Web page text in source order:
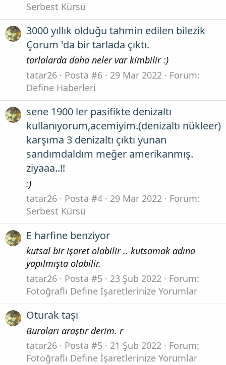
Serbest Kürsü
3000 yıllık olduğu tahmin edilen bilezik
Çorum 'da bir tarlada çıktı.
tarlalarda daha neler var kimbilir :)
tatar26
Posta #6 29 Mar 2022
Forum:
Define Haberleri
sene 1900 ler pasifikte denizaltı
kullanıyorum,acemiyim.(denizaltı nükleer)
karşıma 3 denizaltı çıktı yunan
sandımdaldım meğer amerikanmış.
ziyaaa..!!
:)
tatar26
Posta #4 29 Mar 2022
Forum:
Serbest Kürsü
E harfine benziyor
kutsal bir işaret olabilir .. kutsamak adına
yapılmışta olabilir.
tatar26
Posta #5 23 Şub 2022
Forum:
Fotoğraflı Define İşaretlerinize Yorumlar
Oturak taşı
Buraları araştır derim. r
tatar26
Posta #5 21 Şub 2022
Forum:
Fotoğraflı Define İşaretlerinize Yorumlar